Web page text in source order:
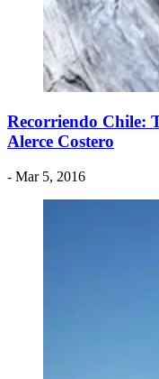
Recorriendo Chile:
Alerce Costero
- Mar 5, 2016